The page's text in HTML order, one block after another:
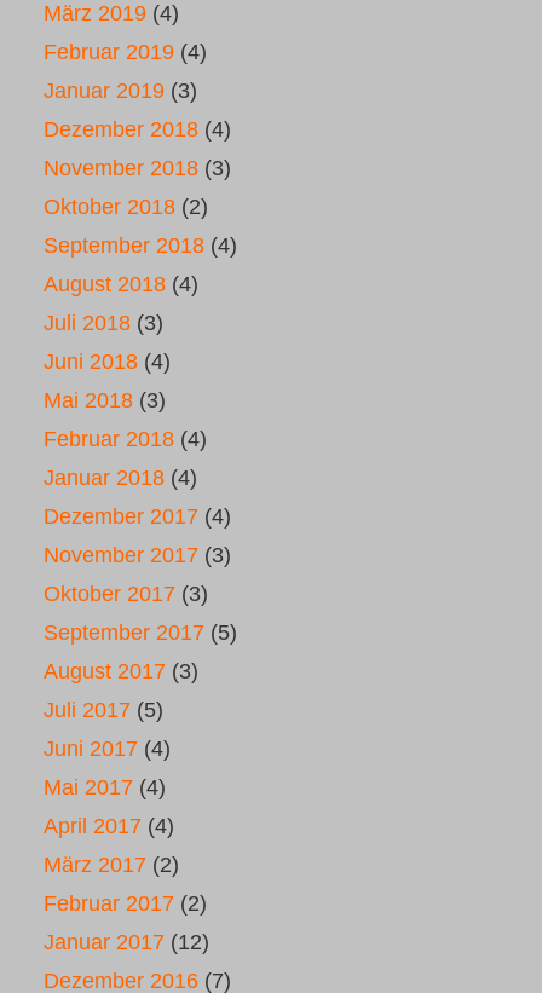
März 2019 (4)
Februar 2019 (4)
Januar 2019 (3)
Dezember 2018 (4)
November 2018 (3)
Oktober 2018 (2)
September 2018 (4)
August 2018 (4)
Juli 2018 (3)
Juni 2018 (4)
Mai 2018 (3)
Februar 2018 (4)
Januar 2018 (4)
Dezember 2017 (4)
November 2017 (3)
Oktober 2017 (3)
September 2017 (5)
August 2017 (3)
Juli 2017 (5)
Juni 2017 (4)
Mai 2017 (4)
April 2017 (4)
März 2017 (2)
Februar 2017 (2)
Januar 2017 (12)
Dezember 2016 (7)